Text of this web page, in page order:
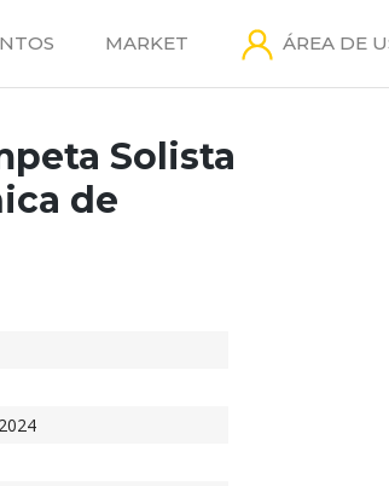
MARKET ÁREA DE
Solista
de